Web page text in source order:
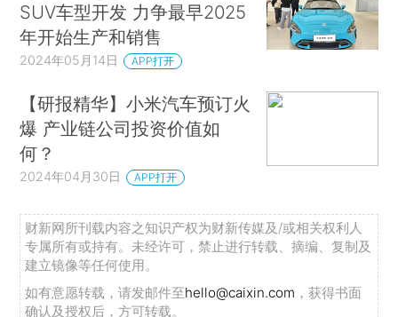
SUV车型开发 力争最早2025
年开始生产和销售
2024年05月14日 APP打开
【研报精华】小米汽车预订火
爆 产业链公司投资价值如
何？
2024年04月30日 APP打开
财新网所刊载内容之知识产权为财新传媒及/或相关权利人
专属所有或持有。未经许可，禁止进行转载、摘编、复制及
建立镜像等任何使用。
如有意愿转载，请发邮件至hello@caixin.com ，获得书面
确认及授权后，方可转载。